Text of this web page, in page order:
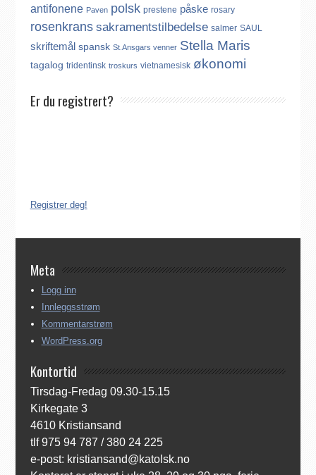
antifonene Paven polsk prestene påske rosary
rosenkrans sakramentstilbedelse salmer SAUL
skriftemål spansk St.Ansgars venner Stella Maris
tagalog tridentinsk troskurs vietnamesisk økonomi
Er du registrert?
Registrer deg!
Meta
Logg inn
Innleggsstrøm
Kommentarstrøm
WordPress.org
Kontortid
Tirsdag-Fredag 09.30-15.15
Kirkegate 3
4610 Kristiansand
tlf 975 94 787 / 380 24 225
e-post: kristiansand@katolsk.no